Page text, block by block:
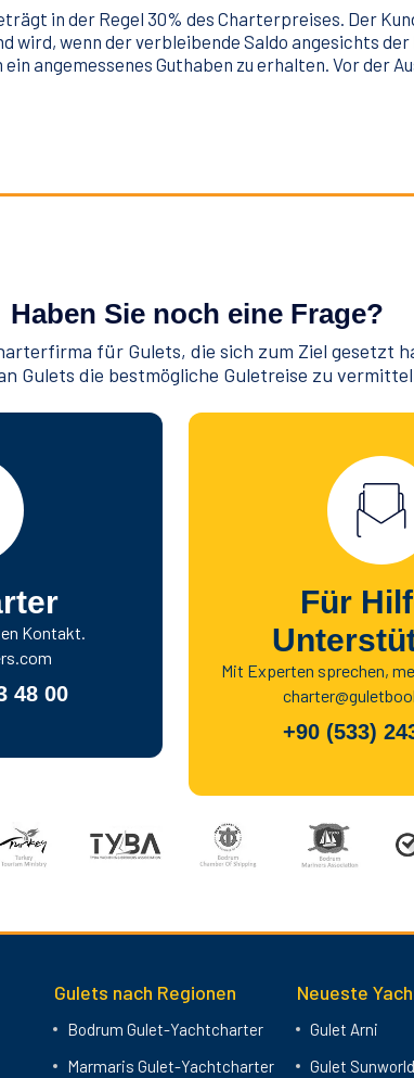
in der Regel 30% des Charterpreises. Der
wird, wenn der verbleibende Saldo angesichts
angemessenes Guthaben zu erhalten. Vor der
Haben Sie noch eine Frage?
für Gulets, die sich zum Ziel gesetzt
Gulets die bestmögliche Guletreise zu
Kontakt.
48 00
Für
Mit Experten sprechen,
+90 (533)
Gulets nach Regionen
Bodrum Gulet-Yachtcharter
Marmaris Gulet-Yachtcharter
Neueste
Gulet Arni
Gulet